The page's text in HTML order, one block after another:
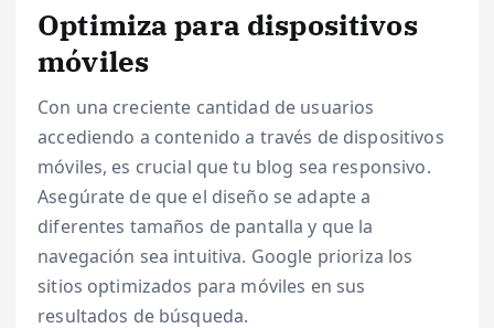
Optimiza para dispositivos
móviles
Con una creciente cantidad de usuarios
accediendo a contenido a través de dispositivos
móviles, es crucial que tu blog sea responsivo.
Asegúrate de que el diseño se adapte a
diferentes tamaños de pantalla y que la
navegación sea intuitiva. Google prioriza los
sitios optimizados para móviles en sus
resultados de búsqueda.